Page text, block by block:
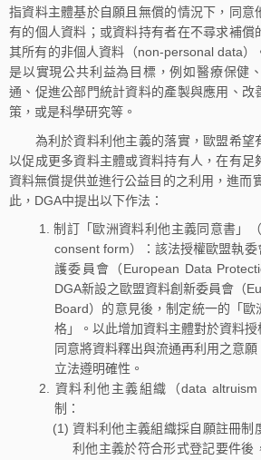
指資料主體基於自願且無償的情況下，同意
有的個人資料；或資料持有者在不尋求補償
其所有的非個人資料（non-personal data）
是以實現公共利益為目標，例如醫療保健
通、促進公部門統計資料的產製與應用、改
策，或是科學研究等。
為利於資料利他主義的落實，歐盟希望
以促成更多資料主體或資料持有人，在有足
資料無償提供並進行公益目的之利用，進而
此，DGA中提出以下作法：
制訂「歐洲資料利他主義同意書」
consent form）：該法授權歐盟執
護委員會（European Data
DGA新設之歐盟資料創新委員會（
Board）的意見後，制定統一的「歐
格」。以此增加資料主體對於資料
同意將資料釋出與流通再利用之意
立法遵明確性。
資料利他主義組織（data
制：
(1) 資料利他主義組織採自願註冊制
利他主義於符合形式登記要件後